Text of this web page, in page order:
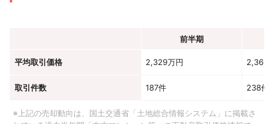
前半期
平均取引価格 2,329万円 2,369
取引件数 187件 238件
※上記の売却動向は、国土交通省「土地総合情報システム」に掲載さ